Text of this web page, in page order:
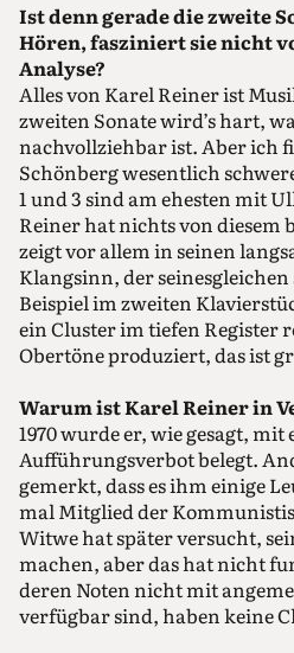
Ist denn gerade die zweite
Hören, fasziniert sie nicht
Analyse?
Alles von Karel Reiner ist
zweiten Sonate wird’s hart,
nachvollziehbar ist. Aber ich
Schönberg wesentlich
1 und 3 sind am ehesten mit
Reiner hat nichts von diesem
zeigt vor allem in seinen
Klangsinn, der
Beispiel im zweiten
ein Cluster im tiefen Register
Obertöne produziert, das ist
Warum ist Karel Reiner in
1970 wurde er, wie gesagt, mit
Aufführungsverbot belegt.
gemerkt, dass es ihm einige
mal Mitglied der
Witwe hat später versucht,
machen, aber das hat nicht
deren Noten nicht mit
verfügbar sind, haben keine